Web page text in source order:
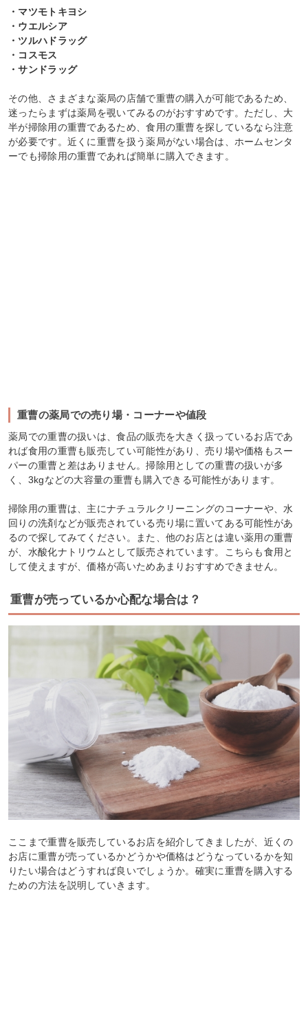
・マツモトキヨシ
・ウエルシア
・ツルハドラッグ
・コスモス
・サンドラッグ
その他、さまざまな薬局の店舗で重曹の購入が可能であるため、
迷ったらまずは薬局を覗いてみるのがおすすめです。ただし、大
半が掃除用の重曹であるため、食用の重曹を探しているなら注意
が必要です。近くに重曹を扱う薬局がない場合は、ホームセンタ
ーでも掃除用の重曹であれば簡単に購入できます。
重曹の薬局での売り場・コーナーや値段
薬局での重曹の扱いは、食品の販売を大きく扱っているお店であ
れば食用の重曹も販売してい可能性があり、売り場や価格もスー
パーの重曹と差はありません。掃除用としての重曹の扱いが多
く、3kgなどの大容量の重曹も購入できる可能性があります。
掃除用の重曹は、主にナチュラルクリーニングのコーナーや、水
回りの洗剤などが販売されている売り場に置いてある可能性があ
るので探してみてください。また、他のお店とは違い薬用の重曹
が、水酸化ナトリウムとして販売されています。こちらも食用と
して使えますが、価格が高いためあまりおすすめできません。
重曹が売っているか心配な場合は？
ここまで重曹を販売しているお店を紹介してきましたが、近くの
お店に重曹が売っているかどうかや価格はどうなっているかを知
りたい場合はどうすれば良いでしょうか。確実に重曹を購入する
ための方法を説明していきます。